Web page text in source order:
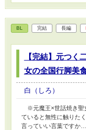
BL 完結 長編
【完結】元つく
女の全国行脚美
白（しろ）
※元魔王×世話焼き聖
ていると無性に触りた
言っていい言葉ですか